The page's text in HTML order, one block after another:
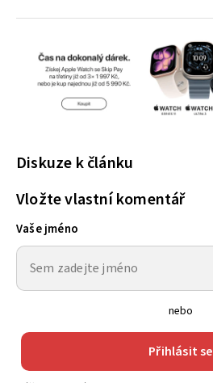
Diskuze k článku
Vložte vlastní komentář
Vaše jméno
nebo
Přihlásit se